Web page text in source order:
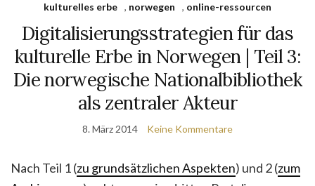
kulturelles erbe , norwegen , online-ressourcen
Digitalisierungsstrategien für das
kulturelle Erbe in Norwegen | Teil 3:
Die norwegische Nationalbibliothek
als zentraler Akteur
8. März 2014 Keine Kommentare
Nach Teil 1 (zu grundsätzlichen Aspekten) und 2 (zum